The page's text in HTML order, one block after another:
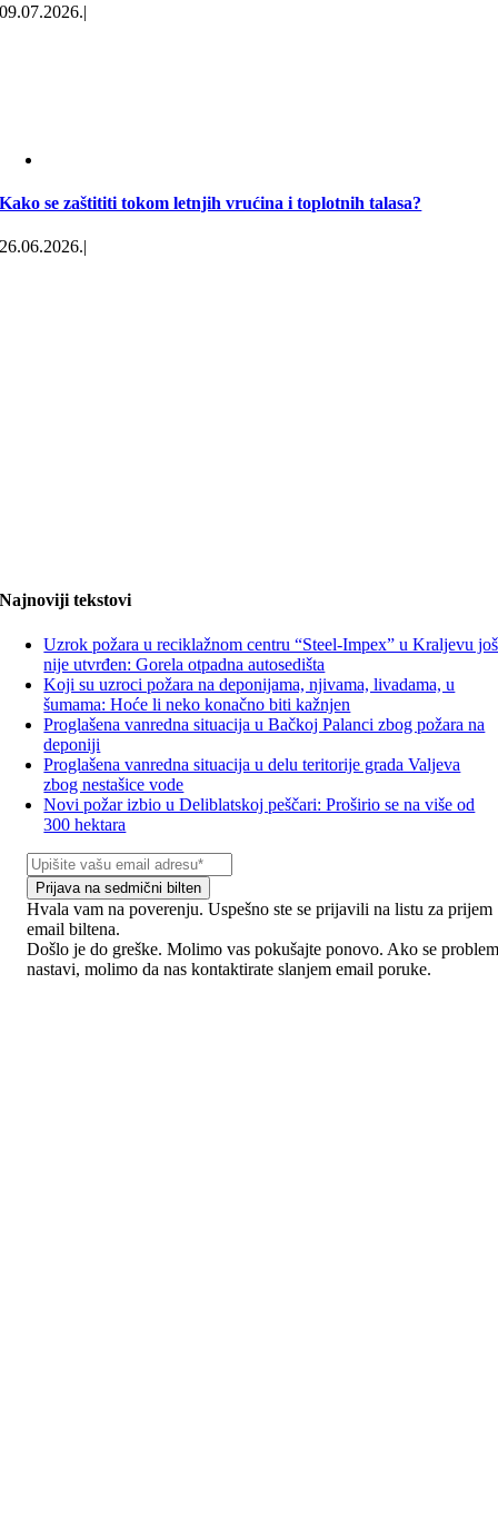
09.07.2026.|
Kako se zaštititi tokom letnjih vrućina i toplotnih talasa?
26.06.2026.|
Najnoviji tekstovi
Uzrok požara u reciklažnom centru “Steel-Impex” u Kraljevu još
nije utvrđen: Gorela otpadna autosedišta
Koji su uzroci požara na deponijama, njivama, livadama, u
šumama: Hoće li neko konačno biti kažnjen
Proglašena vanredna situacija u Bačkoj Palanci zbog požara na
deponiji
Proglašena vanredna situacija u delu teritorije grada Valjeva
zbog nestašice vode
Novi požar izbio u Deliblatskoj peščari: Proširio se na više od
300 hektara
Prijava na sedmični bilten
Hvala vam na poverenju. Uspešno ste se prijavili na listu za prijem
email biltena.
Došlo je do greške. Molimo vas pokušajte ponovo. Ako se
nastavi, molimo da nas kontaktirate slanjem email poruke.